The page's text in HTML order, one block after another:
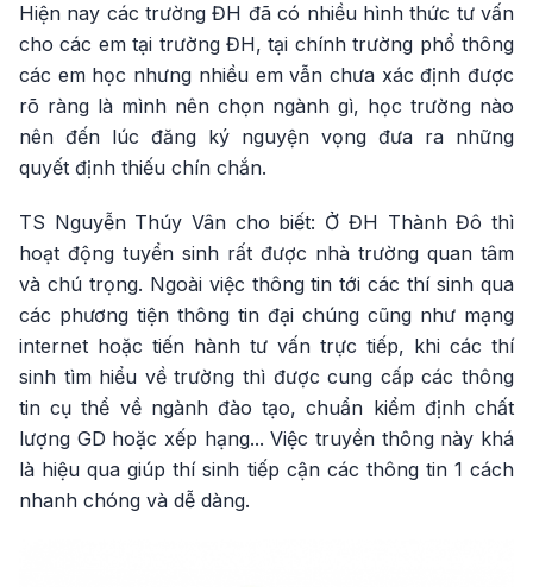
Hiện nay các trường ĐH đã có nhiều hình thức tư vấn
cho các em tại trường ĐH, tại chính trường phổ thông
các em học nhưng nhiều em vẫn chưa xác định được
rõ ràng là mình nên chọn ngành gì, học trường nào
nên đến lúc đăng ký nguyện vọng đưa ra những
quyết định thiếu chín chắn.
TS Nguyễn Thúy Vân cho biết: Ở ĐH Thành Đô thì
hoạt động tuyển sinh rất được nhà trường quan tâm
và chú trọng. Ngoài việc thông tin tới các thí sinh qua
các phương tiện thông tin đại chúng cũng như mạng
internet hoặc tiến hành tư vấn trực tiếp, khi các thí
sinh tìm hiểu về trường thì được cung cấp các thông
tin cụ thể về ngành đào tạo, chuẩn kiểm định chất
lượng GD hoặc xếp hạng... Việc truyền thông này khá
là hiệu qua giúp thí sinh tiếp cận các thông tin 1 cách
nhanh chóng và dễ dàng.